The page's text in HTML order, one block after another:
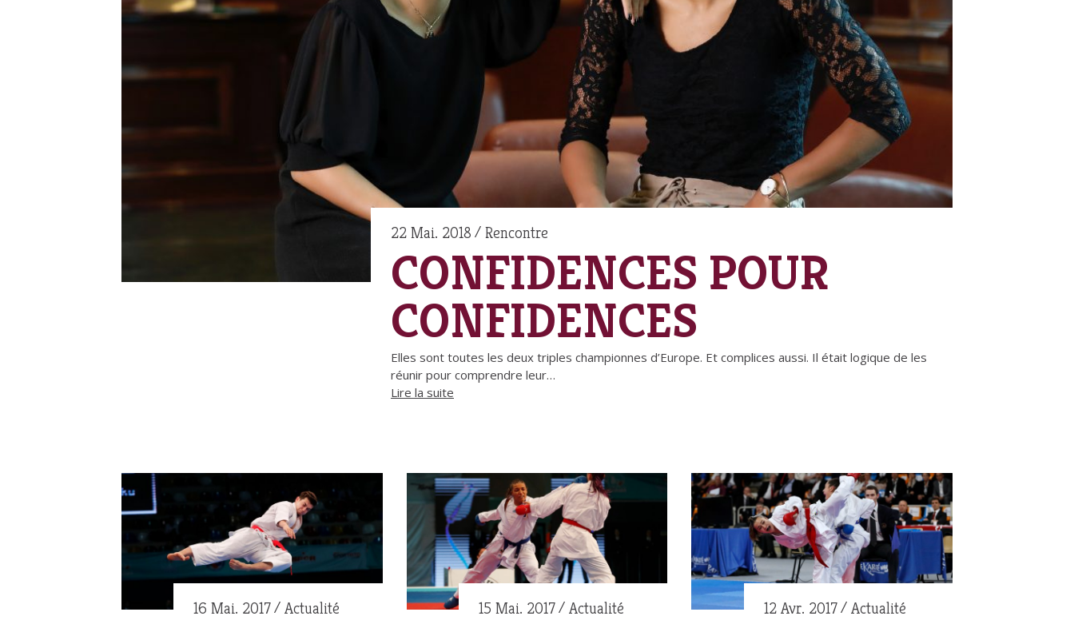
22 Mai. 2018 Rencontre
CONFIDENCES POUR
CONFIDENCES
Elles sont toutes les deux triples championnes d’Europe. Et complices aussi. Il était logique de les
réunir pour comprendre leur…
Lire la suite
16 Mai. 2017 Actualité 15 Mai. 2017 Actualité 12 Avr. 2017 Actualité